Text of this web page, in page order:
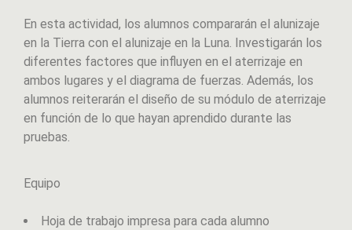
En esta actividad, los alumnos compararán el alunizaje
en la Tierra con el alunizaje en la Luna. Investigarán los
diferentes factores que influyen en el aterrizaje en
ambos lugares y el diagrama de fuerzas. Además, los
alumnos reiterarán el diseño de su módulo de aterrizaje
en función de lo que hayan aprendido durante las
pruebas.
Equipo
Hoja de trabajo impresa para cada alumno